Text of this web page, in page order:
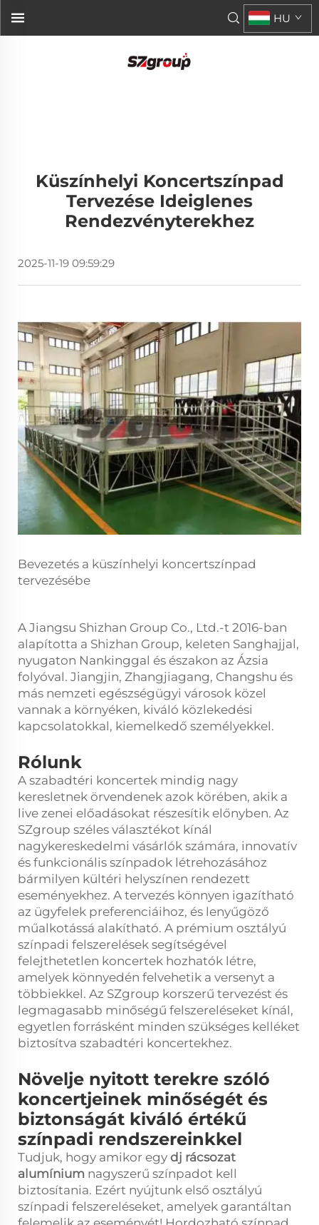
HU
Küszínhelyi Koncertszínpad
Tervezése Ideiglenes
Rendezvényterekhez
2025-11-19 09:59:29
Bevezetés a küszínhelyi koncertszínpad
tervezésébe
A Jiangsu Shizhan Group Co., Ltd.-t 2016-ban
alapította a Shizhan Group, keleten Sanghajjal,
nyugaton Nankinggal és északon az Ázsia
folyóval. Jiangjin, Zhangjiagang, Changshu és
más nemzeti egészségügyi városok közel
vannak a környéken, kiváló közlekedési
kapcsolatokkal, kiemelkedő személyekkel.
Rólunk
A szabadtéri koncertek mindig nagy
keresletnek örvendenek azok körében, akik a
live zenei előadásokat részesítik előnyben. Az
SZgroup széles választékot kínál
nagykereskedelmi vásárlók számára, innovatív
és funkcionális színpadok létrehozásához
bármilyen kültéri helyszínen rendezett
eseményekhez. A tervezés könnyen igazítható
az ügyfelek preferenciáihoz, és lenyűgöző
műalkotássá alakítható. A prémium osztályú
színpadi felszerelések segítségével
felejthetetlen koncertek hozhatók létre,
amelyek könnyedén felvehetik a versenyt a
többiekkel. Az SZgroup korszerű tervezést és
legmagasabb minőségű felszereléseket kínál,
egyetlen forrásként minden szükséges kelléket
biztosítva szabadtéri koncertekhez.
Növelje nyitott terekre szóló
koncertjeinek minőségét és
biztonságát kiváló értékű
színpadi rendszereinkkel
Tudjuk, hogy amikor egy dj rácsozat
alumínium nagyszerű színpadot kell
biztosítania. Ezért nyújtunk első osztályú
színpadi felszereléseket, amelyek garantáltan